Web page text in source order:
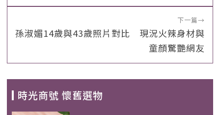
下一篇→
孫淑媚14歲與43歲照片對比 現況火辣身材與
童顏驚艷網友
時光商號 懷舊選物